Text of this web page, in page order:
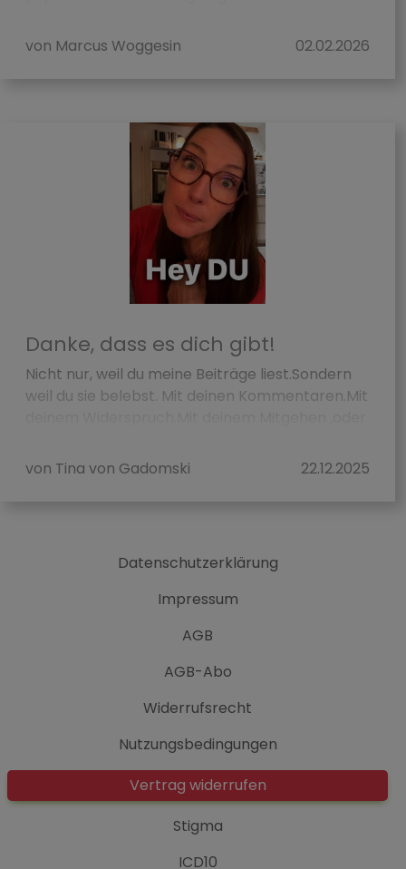
von Marcus Woggesin
02.02.2026
Danke, dass es dich gibt!
Nicht nur, weil du meine Beiträge liest.Sondern
weil du sie belebst. Mit deinen Kommentaren.Mit
von Tina von Gadomski
22.12.2025
Datenschutzerklärung
Impressum
AGB
AGB-Abo
Widerrufsrecht
Nutzungsbedingungen
Vertrag widerrufen
Stigma
ICD10